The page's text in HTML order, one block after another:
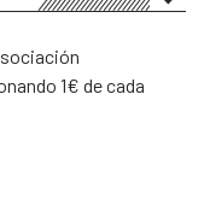
1€ de cada